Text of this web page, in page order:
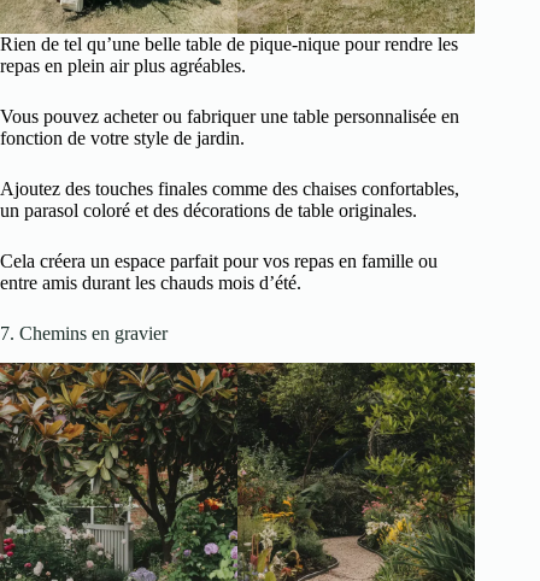
Rien de tel qu’une belle table de pique-nique pour rendre les
repas en plein air plus agréables.
Vous pouvez acheter ou fabriquer une table personnalisée en
fonction de votre style de jardin.
Ajoutez des touches finales comme des chaises confortables,
un parasol coloré et des décorations de table originales.
Cela créera un espace parfait pour vos repas en famille ou
entre amis durant les chauds mois d’été.
7. Chemins en gravier